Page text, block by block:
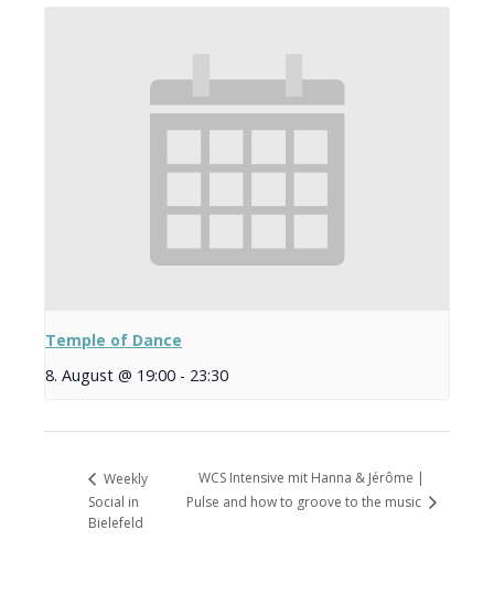
Temple of Dance
8. August @ 19:00 - 23:30
Weekly
Social in
Bielefeld
WCS Intensive mit Hanna & Jérôme |
Pulse and how to groove to the music